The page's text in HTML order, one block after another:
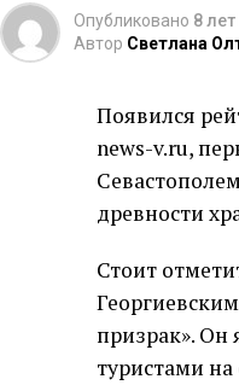
Опубликовано 8
Автор Светлана
Появился
news-v.ru,
древности
Стоит
призрак». Он
туристами